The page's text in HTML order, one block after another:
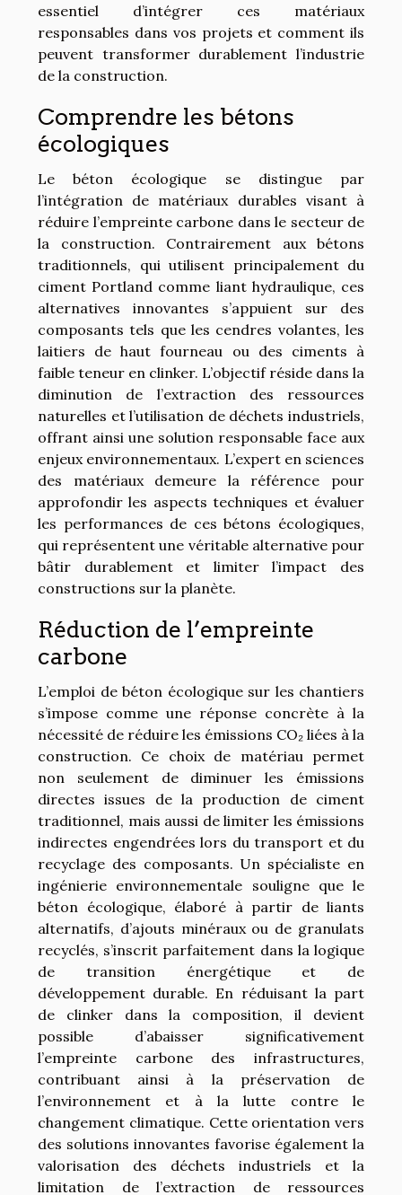
essentiel d’intégrer ces matériaux
responsables dans vos projets et comment ils
peuvent transformer durablement l’industrie
de la construction.
Comprendre les bétons
écologiques
Le béton écologique se distingue par
l’intégration de matériaux durables visant à
réduire l’empreinte carbone dans le secteur de
la construction. Contrairement aux bétons
traditionnels, qui utilisent principalement du
ciment Portland comme liant hydraulique, ces
alternatives innovantes s’appuient sur des
composants tels que les cendres volantes, les
laitiers de haut fourneau ou des ciments à
faible teneur en clinker. L’objectif réside dans la
diminution de l’extraction des ressources
naturelles et l’utilisation de déchets industriels,
offrant ainsi une solution responsable face aux
enjeux environnementaux. L’expert en sciences
des matériaux demeure la référence pour
approfondir les aspects techniques et évaluer
les performances de ces bétons écologiques,
qui représentent une véritable alternative pour
bâtir durablement et limiter l’impact des
constructions sur la planète.
Réduction de l’empreinte
carbone
L’emploi de béton écologique sur les chantiers
s’impose comme une réponse concrète à la
nécessité de réduire les émissions CO₂ liées à la
construction. Ce choix de matériau permet
non seulement de diminuer les émissions
directes issues de la production de ciment
traditionnel, mais aussi de limiter les émissions
indirectes engendrées lors du transport et du
recyclage des composants. Un spécialiste en
ingénierie environnementale souligne que le
béton écologique, élaboré à partir de liants
alternatifs, d’ajouts minéraux ou de granulats
recyclés, s’inscrit parfaitement dans la logique
de transition énergétique et de
développement durable. En réduisant la part
de clinker dans la composition, il devient
possible d’abaisser significativement
l’empreinte carbone des infrastructures,
contribuant ainsi à la préservation de
l’environnement et à la lutte contre le
changement climatique. Cette orientation vers
des solutions innovantes favorise également la
valorisation des déchets industriels et la
limitation de l’extraction de ressources